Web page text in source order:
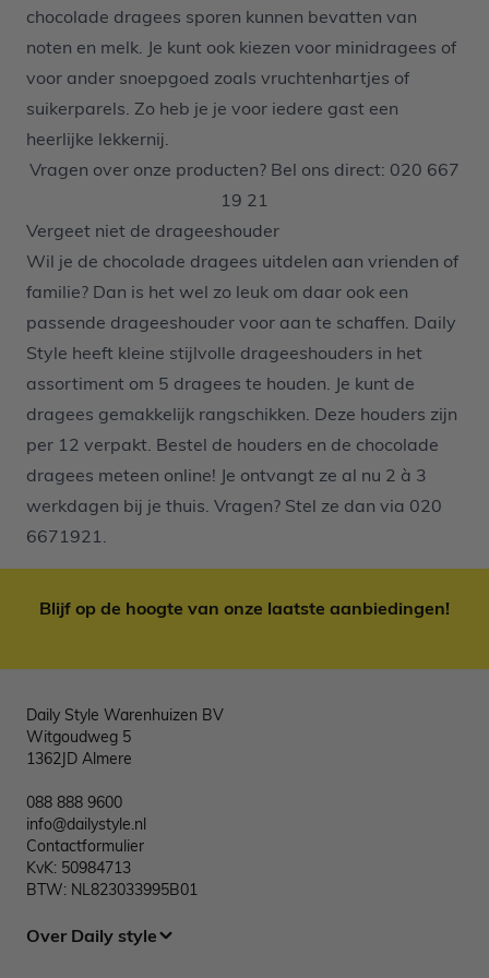
chocolade dragees sporen kunnen bevatten van
noten en melk. Je kunt ook kiezen voor minidragees of
voor ander snoepgoed zoals vruchtenhartjes of
suikerparels. Zo heb je je voor iedere gast een
heerlijke lekkernij.
Vragen over onze producten? Bel ons direct: 020 667
19 21
Vergeet niet de drageeshouder
Wil je de chocolade dragees uitdelen aan vrienden of
familie? Dan is het wel zo leuk om daar ook een
passende drageeshouder voor aan te schaffen. Daily
Style heeft kleine stijlvolle drageeshouders in het
assortiment om 5 dragees te houden. Je kunt de
dragees gemakkelijk rangschikken. Deze houders zijn
per 12 verpakt. Bestel de houders en de chocolade
dragees meteen online! Je ontvangt ze al nu 2 à 3
werkdagen bij je thuis. Vragen? Stel ze dan via 020
6671921.
Blijf op de hoogte van onze laatste aanbiedingen!
Daily Style Warenhuizen BV
Witgoudweg 5
1362JD Almere
088 888 9600
info@dailystyle.nl
Contactformulier
KvK: 50984713
BTW: NL823033995B01
Over Daily style